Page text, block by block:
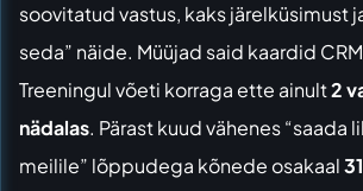
soovitatud vastus, kaks järelküsimust
seda” näide. Müüjad said kaardid
Treeningul võeti korraga ette ainult2
nädalas. Pärast kuud vähenes “saada
meilile” lõppudega kõnede osakaal